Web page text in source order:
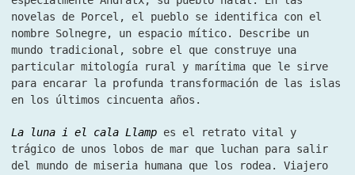
novelas de Porcel, el pueblo se identifica con el
nombre Solnegre, un espacio mítico. Describe un
mundo tradicional, sobre el que construye una
particular mitología rural y marítima que le sirve
para encarar la profunda transformación de las islas
en los últimos cincuenta años.
La luna i el cala Llampes el retrato vital y
trágico de unos lobos de mar que luchan para salir
del mundo de miseria humana que los rodea. Viajero